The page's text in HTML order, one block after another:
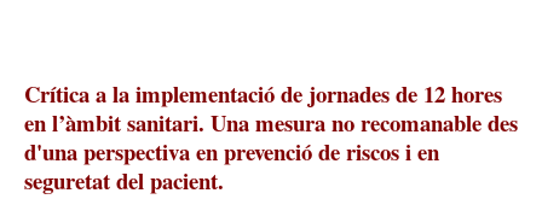
Crítica a la implementació de jornades de 12 hores
en l’àmbit sanitari. Una mesura no recomanable des
d'una perspectiva en prevenció de riscos i en
seguretat del pacient.